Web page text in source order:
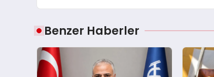
Benzer Haberler